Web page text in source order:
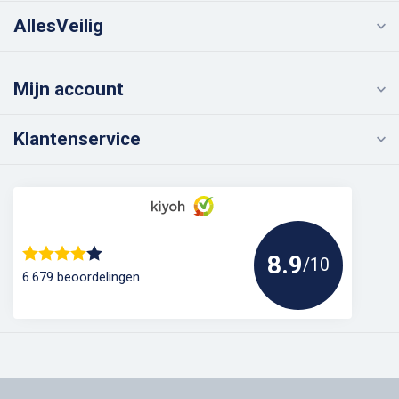
AllesVeilig
Mijn account
Klantenservice
6.679 beoordelingen 8.9/10